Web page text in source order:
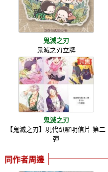
鬼滅之刃
鬼滅之刃立牌
鬼滅之刃
【鬼滅之刃】現代趴囉明信片-第二
彈
同作者周邊